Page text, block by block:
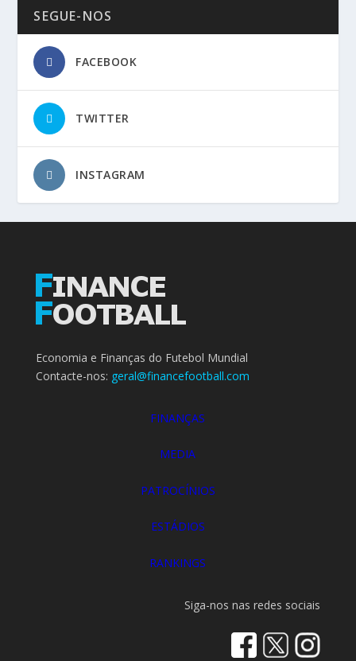
SEGUE-NOS
FACEBOOK
TWITTER
INSTAGRAM
Economia e Finanças do Futebol Mundial
Contacte-nos: geral@financefootball.com
FINANÇAS
MEDIA
PATROCÍNIOS
ESTÁDIOS
RANKINGS
Siga-nos nas redes sociais